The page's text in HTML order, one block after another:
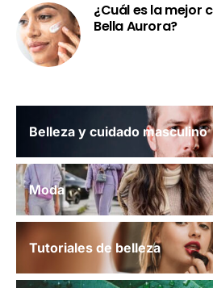
¿Cuál es la mejor
Bella Aurora?
Belleza y cuidado masculino
Moda
Tutoriales de belleza